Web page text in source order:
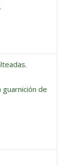
guarnición de